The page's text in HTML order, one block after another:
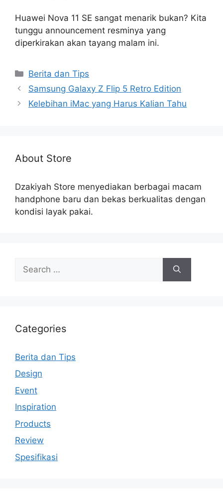
Huawei Nova 11 SE sangat menarik bukan? Kita
tunggu announcement resminya yang
diperkirakan akan tayang malam ini.
Categories
Berita dan Tips
Samsung Galaxy Z Flip 5 Retro Edition
Kelebihan iMac yang Harus Kalian Tahu
About Store
Dzakiyah Store menyediakan berbagai macam
handphone baru dan bekas berkualitas dengan
kondisi layak pakai.
for:
Categories
Berita dan Tips
Design
Event
Inspiration
Products
Review
Spesifikasi